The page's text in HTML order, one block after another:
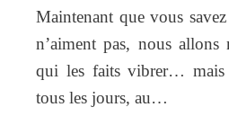
Maintenant que vous
n’aiment pas, nous allons
qui les faits vibrer… mais
tous les jours, au…